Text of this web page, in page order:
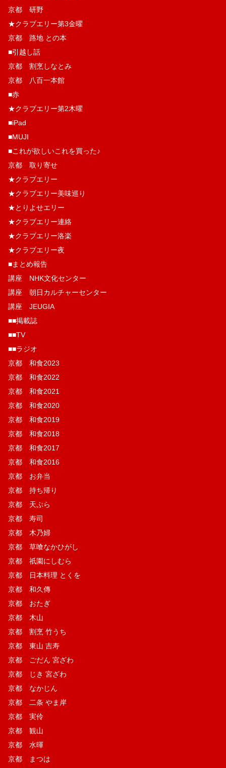
京都 研野
★クラブエリー第3金曜
京都 路地 との本
■引越し話
京都 割烹しなとみ
京都 八百一本館
■赤
★クラブエリー第2木曜
■iPad
■MUJI
■これが欲しいこれを買った♪
京都 取り寄せ
★クラブエリー
★クラブエリー美味巡り
★とりよせエリー
★クラブエリー連絡
★クラブエリー洛楽
★クラブエリー夜
■まとめ報告
講座 NHK文化センター
講座 朝日カルチャーセンター
講座 JEUGIA
■■掲載誌
■■TV
■■ラジオ
京都 和食2023
京都 和食2022
京都 和食2021
京都 和食2020
京都 和食2019
京都 和食2018
京都 和食2017
京都 和食2016
京都 お弁当
京都 持ち帰り
京都 天ぷら
京都 寿司
京都 木乃婦
京都 草喰なかひがし
京都 祇園にしむら
京都 日本料理 とくを
京都 和久傳
京都 おたぎ
京都 木山
京都 割烹 竹うち
京都 東山 吉寿
京都 ごだん 宮ざわ
京都 じき 宮ざわ
京都 なかじん
京都 二条 やま岸
京都 実伶
京都 観山
京都 水暉
京都 まつは